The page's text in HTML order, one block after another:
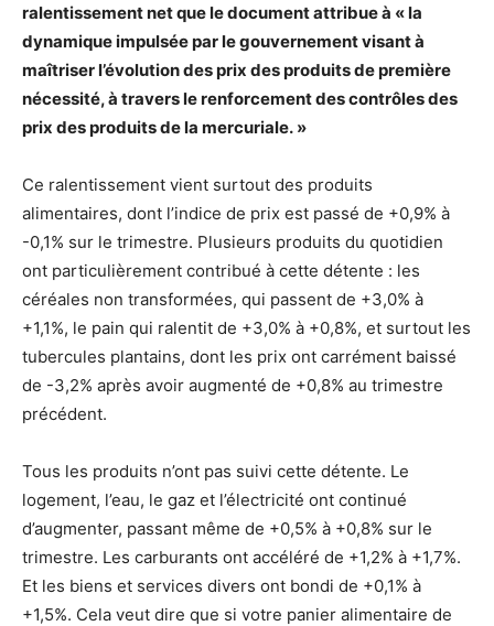
ralentissement net que le document attribue à « la
dynamique impulsée par le gouvernement visant à
maîtriser l’évolution des prix des produits de première
nécessité, à travers le renforcement des contrôles des
prix des produits de la mercuriale. »
Ce ralentissement vient surtout des produits
alimentaires, dont l’indice de prix est passé de +0,9% à
-0,1% sur le trimestre. Plusieurs produits du quotidien
ont particulièrement contribué à cette détente : les
céréales non transformées, qui passent de +3,0% à
+1,1%, le pain qui ralentit de +3,0% à +0,8%, et surtout les
tubercules plantains, dont les prix ont carrément baissé
de -3,2% après avoir augmenté de +0,8% au trimestre
précédent.
Tous les produits n’ont pas suivi cette détente. Le
logement, l’eau, le gaz et l’électricité ont continué
d’augmenter, passant même de +0,5% à +0,8% sur le
trimestre. Les carburants ont accéléré de +1,2% à +1,7%.
Et les biens et services divers ont bondi de +0,1% à
+1,5%. Cela veut dire que si votre panier alimentaire de